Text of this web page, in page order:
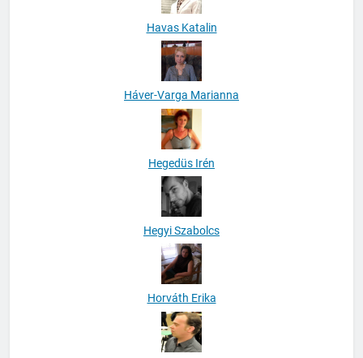
Havas Katalin
Háver-Varga Marianna
Hegedüs Irén
Hegyi Szabolcs
Horváth Erika